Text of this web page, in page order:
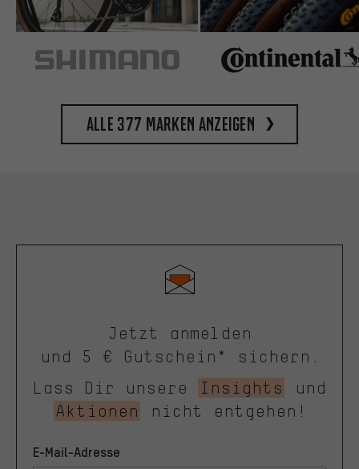
Alle 377 Marken anzeigen
Jetzt anmelden
und 5 € Gutschein* sichern.
Lass Dir unsere
Insights
und
Aktionen
nicht entgehen!
E-Mail-Adresse